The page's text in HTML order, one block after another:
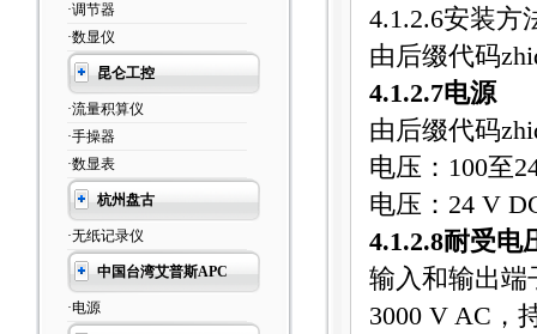
·调节器
·数显仪
昆仑工控
·流量积算仪
·手操器
·数显表
杭州盘古
·无纸记录仪
中国台湾艾普斯APC
·电源
4.1.2.6安装方
由后缀代码
4.1.2.7电源
由后缀代码
电压： 100至
电压： 24 V
4.1.2.8耐受电
输入和输出端
3000 V AC ，